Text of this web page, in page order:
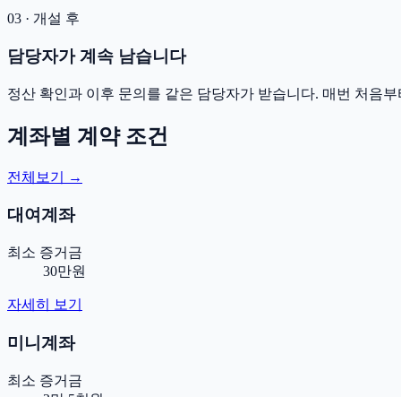
03 · 개설 후
담당자가 계속 남습니다
정산 확인과 이후 문의를 같은 담당자가 받습니다. 매번 처음
계좌별 계약 조건
전체보기 →
대여계좌
최소 증거금
30만원
자세히 보기
미니계좌
최소 증거금